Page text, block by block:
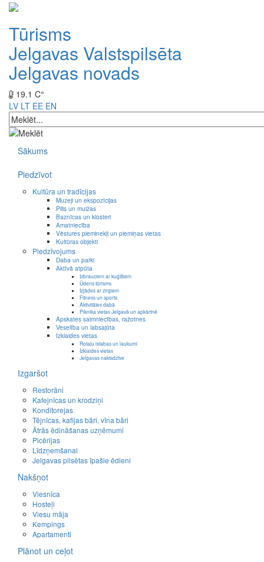
Tūrisms
Jelgavas Valstspilsēta
Jelgavas novads
19.1 C°
LV LT EE EN
Sākums
Piedzīvot
Kultūra un tradīcijas
Muzeji un ekspozīcijas
Pilis un muižas
Baznīcas un klosteri
Amatniecība
Vēstures pieminekļi un piemiņas vietas
Kultūras objekti
Piedzīvojums
Daba un parki
Aktīvā atpūta
Izbraucieni ar kuģīšiem
Ūdens tūrisms
Izjādes ar zirgiem
Fitness un sports
Aktivitātes dabā
Piknika vietas Jelgavā un apkārtnē
Apskates saimniecības, ražotnes
Veselība un labsajūta
Izklaides vietas
Rotaļu istabas un laukumi
Izklaides vietas
Jelgavas naktsdzīve
Izgaršot
Restorāni
Kafejnīcas un krodziņi
Konditorejas
Tējnīcas, kafijas bāri, vīna bāri
Ātrās ēdināšanas uzņēmumi
Picērijas
Līdzņemšanai
Jelgavas pilsētas īpašie ēdieni
Nakšņot
Viesnīca
Hosteļi
Viesu māja
Kempings
Apartamenti
Plānot un ceļot